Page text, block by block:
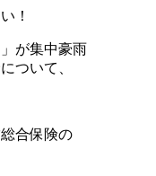
！
が集中豪雨
ついて、
合保険の